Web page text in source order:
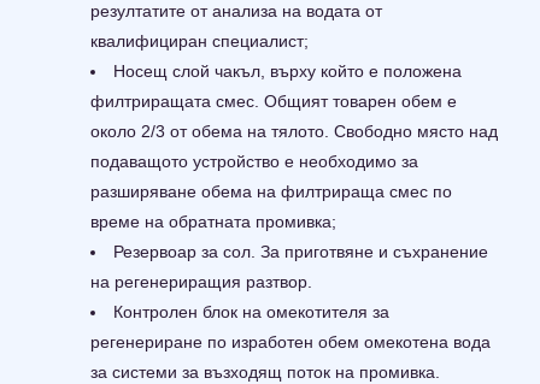
резултатите от анализа на водата от
квалифициран специалист;
Носещ слой чакъл, върху който е положена
филтриращата смес. Общият товарен обем е
около 2/3 от обема на тялото. Свободно място над
подаващото устройство е необходимо за
разширяване обема на филтрираща смес по
време на обратната промивка;
Резервоар за сол. За приготвяне и съхранение
на регенериращия разтвор.
Контролен блок на омекотителя за
регенериране по изработен обем омекотена вода
за системи за възходящ поток на промивка.